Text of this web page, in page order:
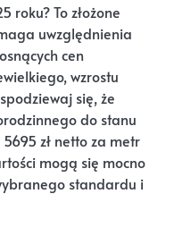
roku? To złożone
uwzględnienia
cen
wzrostu
się, że
do stanu
zł netto za metr
mogą się mocno
standardu i